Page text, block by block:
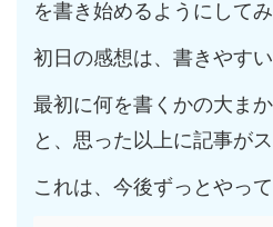
を書き始めるようにしてみ
初日の感想は、書きやすい
最初に何を書くかの大ま
と、思った以上に記事が
これは、今後ずっとやって